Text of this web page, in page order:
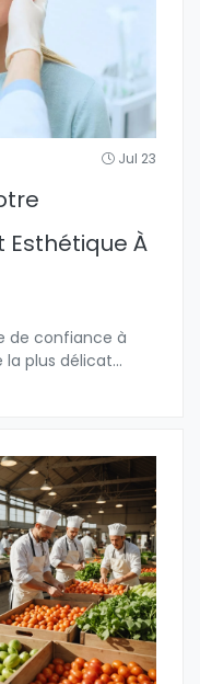
Jul 23
Esthétique À
de confiance à
la plus délicat...